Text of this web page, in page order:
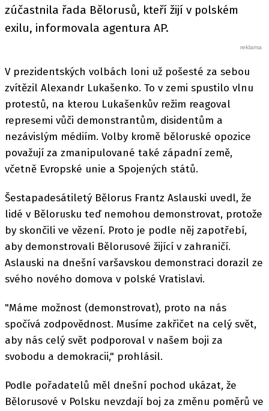
zúčastnila řada Bělorusů, kteří žijí v polském
exilu, informovala agentura AP.
V prezidentských volbách loni už pošesté za sebou
zvítězil Alexandr Lukašenko. To v zemi spustilo vlnu
protestů, na kterou Lukašenkův režim reagoval
represemi vůči demonstrantům, disidentům a
nezávislým médiím. Volby kromě běloruské opozice
považují za zmanipulované také západní země,
včetně Evropské unie a Spojených států.
Šestapadesátiletý Bělorus Frantz Aslauski uvedl, že
lidé v Bělorusku teď nemohou demonstrovat, protože
by skončili ve vězení. Proto je podle něj zapotřebí,
aby demonstrovali Bělorusové žijící v zahraničí.
Aslauski na dnešní varšavskou demonstraci dorazil ze
svého nového domova v polské Vratislavi.
"Máme možnost (demonstrovat), proto na nás
spočívá zodpovědnost. Musíme zakřičet na celý svět,
aby nás celý svět podporoval v našem boji za
svobodu a demokracii," prohlásil.
Podle pořadatelů měl dnešní pochod ukázat, že
Bělorusové v Polsku nevzdají boj za změnu poměrů ve